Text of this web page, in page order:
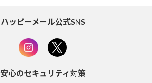
ハッピーメール公式SNS
安心のセキュリティ対策